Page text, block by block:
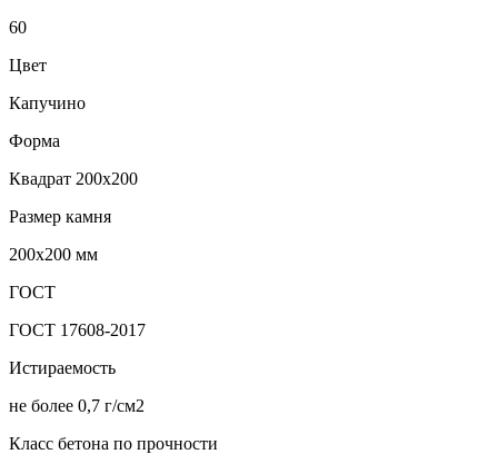
60
Цвет
Капучино
Форма
Квадрат 200х200
Размер камня
200х200 мм
ГОСТ
ГОСТ 17608-2017
Истираемость
не более 0,7 г/см2
Класс бетона по прочности